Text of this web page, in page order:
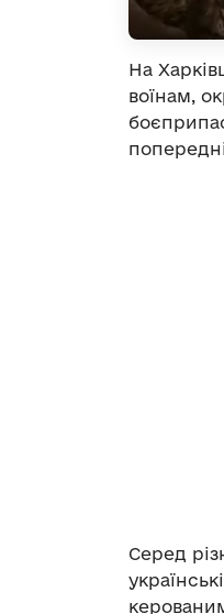
На
воїнам,
Серед